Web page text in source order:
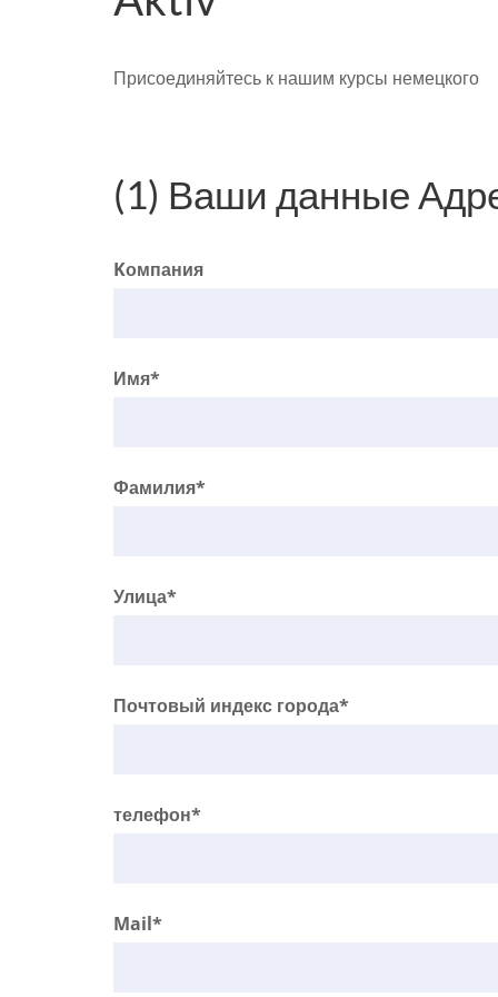
Присоединяйтесь к нашим курсы немецкого
(1) Ваши данные
Kомпания
Имя*
Фамилия*
Улица*
Почтовый индекс города*
телефон*
Mail*